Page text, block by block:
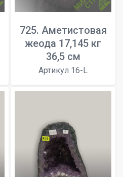
725. Аметистовая
жеода 17,145 кг
36,5 см
Артикул 16-L